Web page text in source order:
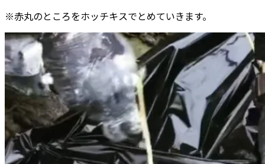
※赤丸のところをホッチキスでとめていきます。